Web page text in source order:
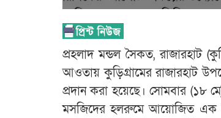
প্রহলাদ মন্ডল সৈকত, রাজারহাট
আওতায় কুড়িগ্রামের রাজারহাট
প্রদান করা হয়েছে। সোমবার (১৮
মসজিদের হলরুমে আয়োজিত এক